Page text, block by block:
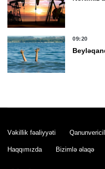
09:20
Vəkillik fəaliyyəti
Haqqımızda Bizimlə əlaqə